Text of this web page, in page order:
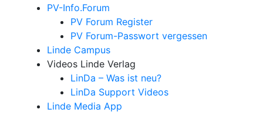
PV-Info.Forum
PV Forum Register
PV Forum-Passwort vergessen
Linde Campus
Videos Linde Verlag
LinDa – Was ist neu?
LinDa Support Videos
Linde Media App